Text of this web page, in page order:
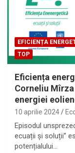
EFICIENȚA
TOP
Eficiența
Corneliu
energiei
10 aprilie 2024
Episodul
ecuații și soluții”
potențialului…